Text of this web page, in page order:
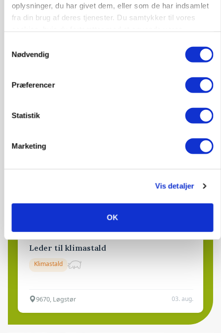
oplysninger, du har givet dem, eller som de har indsamlet
fra din brug af deres tjenester. Du samtykker til vores
Nødvendig
Præferencer
Statistik
Marketing
Vis detaljer
OK
Godstransport
Grise
03. aug.
Leder til klimastald
Klimastald
9670, Løgstør 03. aug.